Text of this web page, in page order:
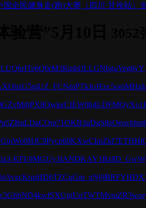
国全民健身走(跑)大赛（四川·甘孜站
KFI-